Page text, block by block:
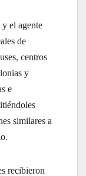
el agente
de
centros
y
e
similares a
recibieron